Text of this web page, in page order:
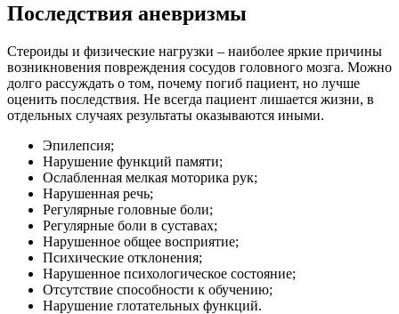
Последствия аневризмы
Стероиды и физические нагрузки – наиболее яркие причины
возникновения повреждения сосудов головного мозга. Можно
долго рассуждать о том, почему погиб пациент, но лучше
оценить последствия. Не всегда пациент лишается жизни, в
отдельных случаях результаты оказываются иными.
Эпилепсия;
Нарушение функций памяти;
Ослабленная мелкая моторика рук;
Нарушенная речь;
Регулярные головные боли;
Регулярные боли в суставах;
Нарушенное общее восприятие;
Психические отклонения;
Нарушенное психологическое состояние;
Отсутствие способности к обучению;
Нарушение глотательных функций.